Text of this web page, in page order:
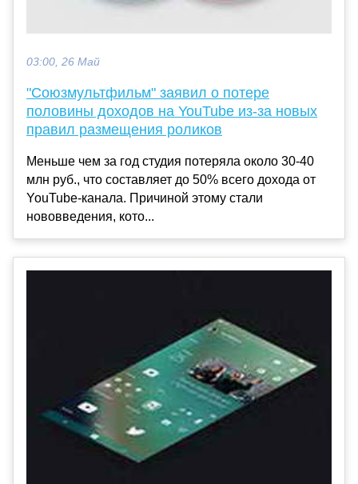
03:00, 26 Май
"Союзмультфильм" заявил о потере
половины доходов на YouTube из-за новых
правил размещения роликов
Меньше чем за год студия потеряла около 30-40
млн руб., что составляет до 50% всего дохода от
YouTube-канала. Причиной этому стали
нововведения, кото...